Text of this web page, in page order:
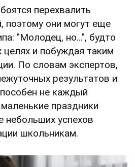
перехвалить
поэтому они могут еще
"Молодец, но...", будто
и побуждая таким
По словам экспертов,
результатов и
не каждый
праздники
небольших успехов
школьникам.